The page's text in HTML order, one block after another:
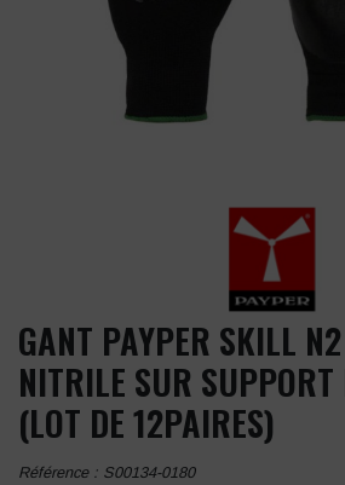
GANT PAYPER SKILL
NITRILE SUR SUPPORT
(LOT DE 12PAIRES)
Référence : S00134-0180